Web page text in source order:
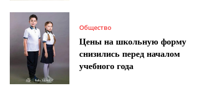
Общество
Цены на школьную форму
снизились перед началом
учебного года